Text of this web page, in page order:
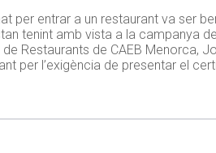
per entrar a un restaurant va ser
tenint amb vista a la campanya
Restaurants de CAEB Menorca,
per l’exigència de presentar el